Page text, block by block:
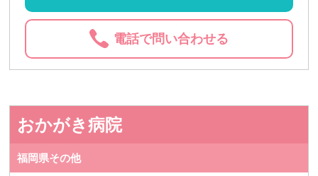
電話で問い合わせる
おかがき病院
福岡県その他